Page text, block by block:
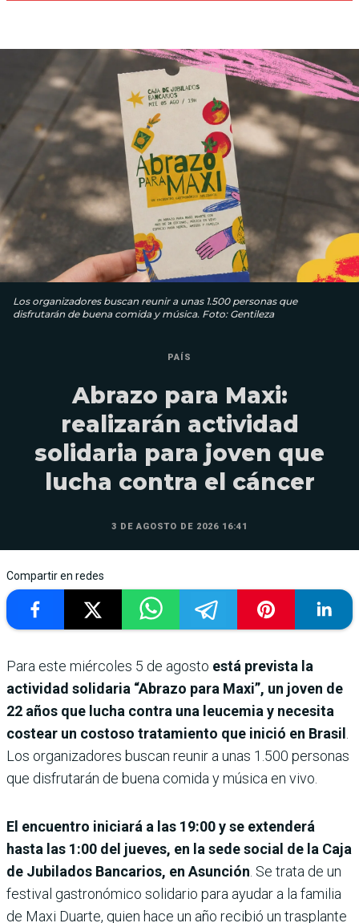
Los organizadores buscan reunir a unas 1.500 personas que
disfrutarán de buena comida y música. Foto: Gentileza
PAÍS
Abrazo para Maxi:
realizarán actividad
solidaria para joven que
lucha contra el cáncer
3 DE AGOSTO DE 2026 16:41
Compartir en redes
Para este miércoles 5 de agosto está prevista la
actividad solidaria “Abrazo para Maxi”, un joven de
22 años que lucha contra una leucemia y necesita
costear un costoso tratamiento que inició en Brasil
Los organizadores buscan reunir a unas 1.500 personas
que disfrutarán de buena comida y música en vivo.
El encuentro iniciará a las 19:00 y se extenderá
hasta las 1:00 del jueves, en la sede social de la Caja
de Jubilados Bancarios, en Asunción . Se trata de un
festival gastronómico solidario para ayudar a la familia
de Maxi Duarte, quien hace un año recibió un trasplante